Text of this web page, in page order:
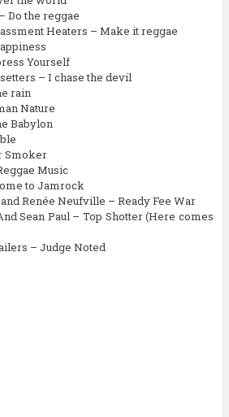
Do the reggae
Heaters – Make it reggae
Yourself
– I chase the devil
rain
Nature
Babylon
Smoker
Music
to Jamrock
Renée Neufville – Ready Fee War
Sean Paul – Top Shotter (Here comes
– Judge Noted